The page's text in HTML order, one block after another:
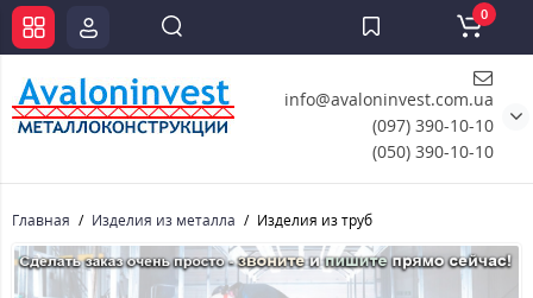
info@avaloninvest.com.ua
(097) 390-10-10
(050) 390-10-10
0
Главная Изделия из металла Изделия из труб